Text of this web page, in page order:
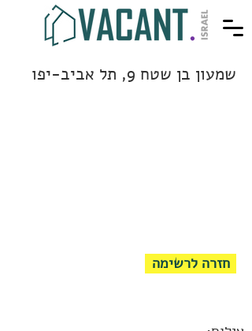
שמעון בן שטח 9, תל אביב-יפו
חזרה לרשימה